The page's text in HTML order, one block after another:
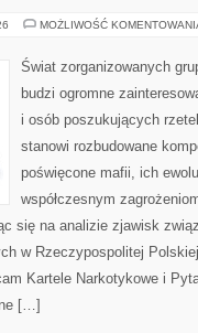
MOŻLIWOŚĆ
Świat zorganizowanych
budzi ogromne
i osób poszukujących
stanowi rozbudowane
poświęcone mafii, ich
współczesnym
się na analizie zjawisk
w Rzeczypospolitej
Kartele Narkotykowe i
[…]